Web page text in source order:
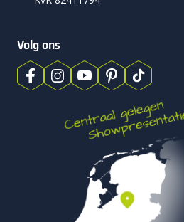
Volg ons